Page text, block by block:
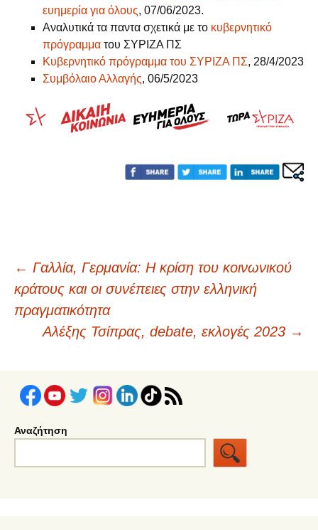
ευημερία για όλους, 07/06/2023.
Αναλυτικά τα παντα σχετικά με το κυβερνητικό
πρόγραμμα του ΣΥΡΙΖΑ ΠΣ
Κυβερνητικό πρόγραμμα του ΣΥΡΙΖΑ ΠΣ, 28/4/2023
Συμβόλαιο Αλλαγής, 06/5/2023
Πλοήγηση
άρθρων
← Γαλλία, Γερμανία: Η κρίση του κοινωνικού
κράτους και οι συνέπειες στην ελληνική
πραγματικότητα
Αλέξης Τσίπρας, debate, εκλογές 2023 →
Αναζήτηση